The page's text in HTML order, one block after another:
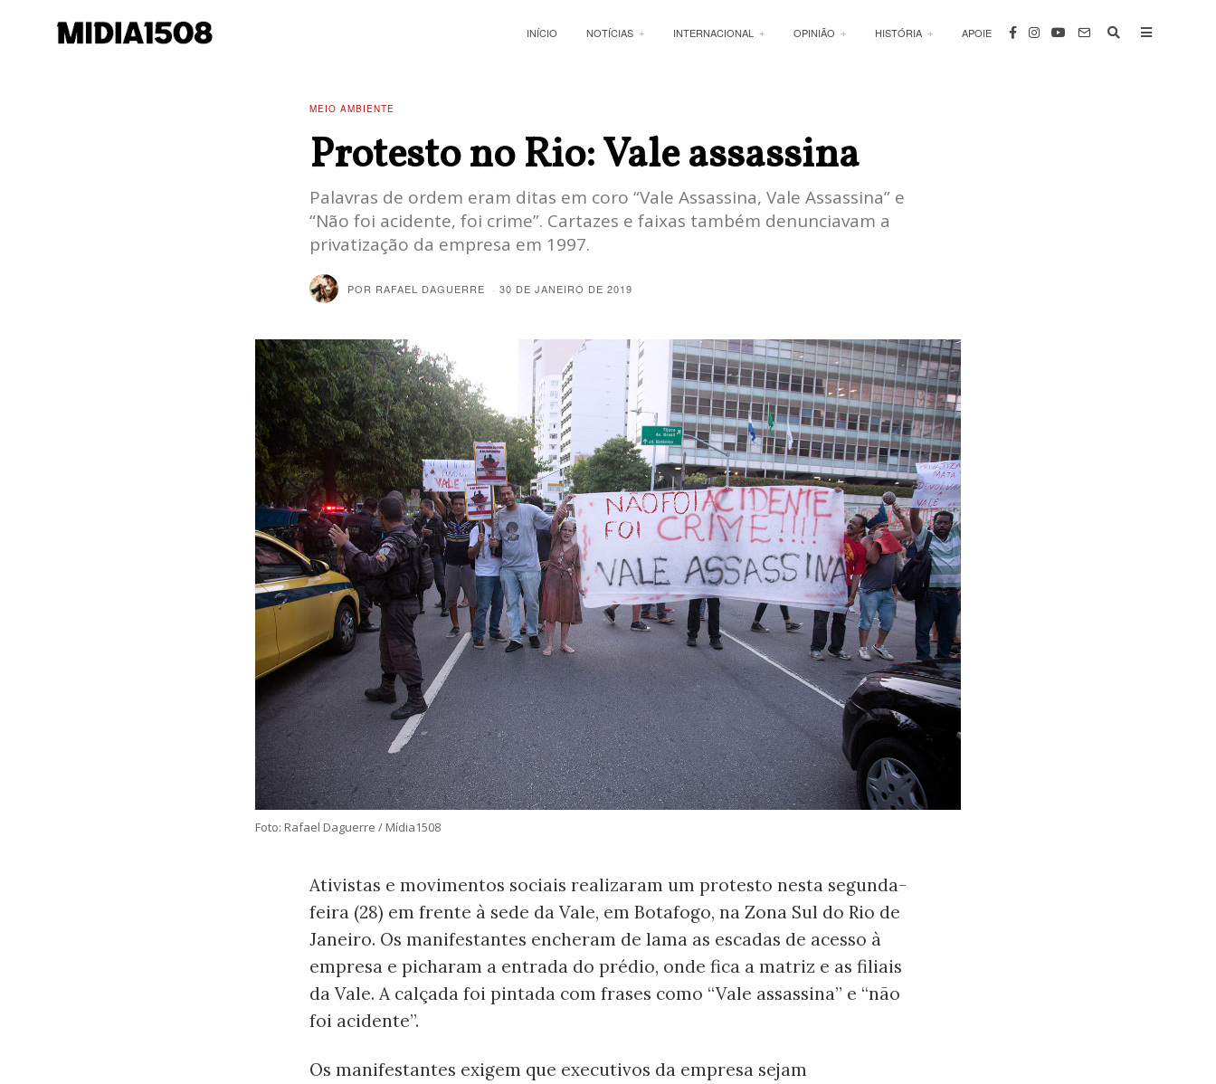
INÍCIO NOTÍCIAS INTERNACIONAL OPINIÃO HISTÓRIA APOIE
MEIO AMBIENTE
Protesto no Rio: Vale assassina
Palavras de ordem eram ditas em coro “Vale Assassina, Vale Assassina” e
“Não foi acidente, foi crime”. Cartazes e faixas também denunciavam a
privatização da empresa em 1997.
POR RAFAEL DAGUERRE 30 DE JANEIRO DE 2019
Foto: Rafael Daguerre / Mídia1508
Ativistas e movimentos sociais realizaram um protesto nesta segunda-
feira (28) em frente à sede da Vale, em Botafogo, na Zona Sul do Rio de
Janeiro. Os manifestantes encheram de lama as escadas de acesso à
empresa e picharam a entrada do prédio, onde fica a matriz e as filiais
da Vale. A calçada foi pintada com frases como “Vale assassina” e “não
foi acidente”.
Os manifestantes exigem que executivos da empresa sejam